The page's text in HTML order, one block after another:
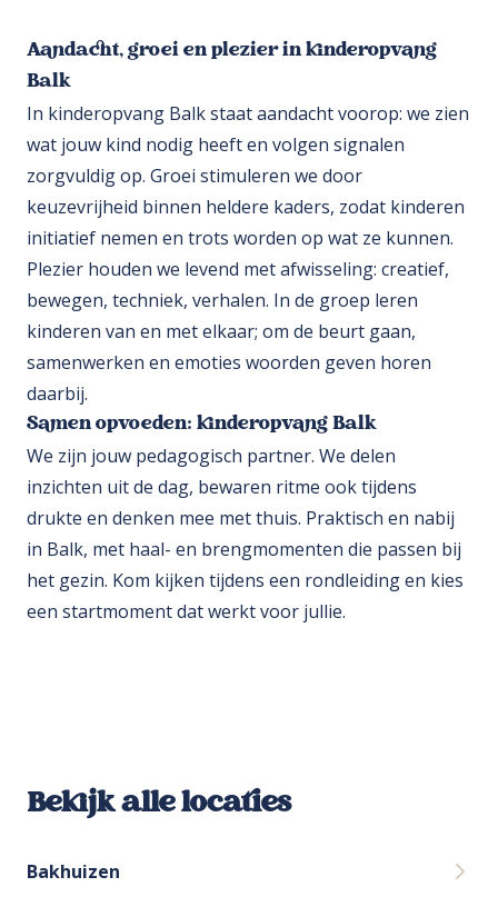
Aandacht, groei en plezier in kinderopvang
Balk
In kinderopvang Balk staat aandacht voorop: we zien
wat jouw kind nodig heeft en volgen signalen
zorgvuldig op. Groei stimuleren we door
keuzevrijheid binnen heldere kaders, zodat kinderen
initiatief nemen en trots worden op wat ze kunnen.
Plezier houden we levend met afwisseling: creatief,
bewegen, techniek, verhalen. In de groep leren
kinderen van en met elkaar; om de beurt gaan,
samenwerken en emoties woorden geven horen
daarbij.
Samen opvoeden: kinderopvang Balk
We zijn jouw pedagogisch partner. We delen
inzichten uit de dag, bewaren ritme ook tijdens
drukte en denken mee met thuis. Praktisch en nabij
in Balk, met haal- en brengmomenten die passen bij
het gezin. Kom kijken tijdens een rondleiding en kies
een startmoment dat werkt voor jullie.
Bekijk alle locaties
Bakhuizen